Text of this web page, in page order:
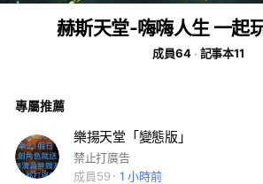
赫斯天堂-嗨嗨人生 一起
成員64 記事本11
專屬推薦
樂揚天堂「變態版」
禁止打廣告
成員59
1 小時前